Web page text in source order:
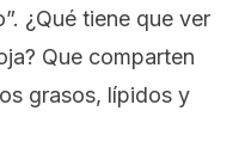
¿Qué tiene que ver
Que comparten
grasos, lípidos y